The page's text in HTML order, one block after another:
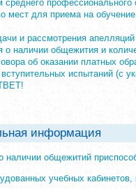
среднего профессионального
мест для приема на
и рассмотрения
о наличии общежития и
об оказании платных
испытаний (с
информация
наличии общежитий
учебных